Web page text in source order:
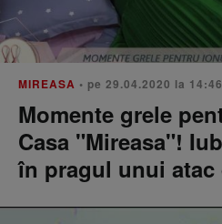
MIREASA • pe 29.04.2020 la 14:46
Momente grele
Casa "Mireasa"!
în pragul unui atac